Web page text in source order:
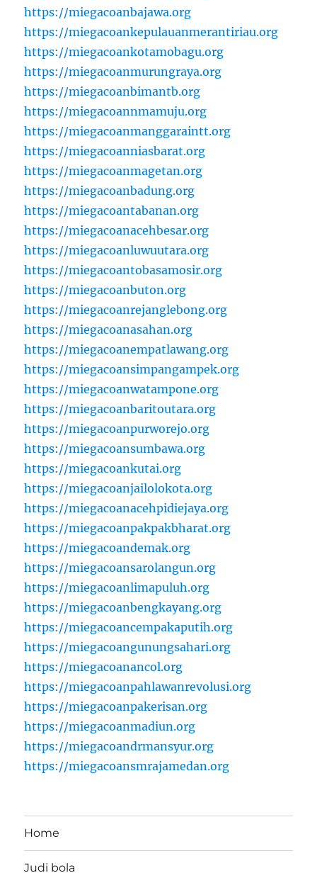
https://miegacoanbajawa.org
https://miegacoankepulauanmerantiriau.org
https://miegacoankotamobagu.org
https://miegacoanmurungraya.org
https://miegacoanbimantb.org
https://miegacoannmamuju.org
https://miegacoanmanggaraintt.org
https://miegacoanniasbarat.org
https://miegacoanmagetan.org
https://miegacoanbadung.org
https://miegacoantabanan.org
https://miegacoanacehbesar.org
https://miegacoanluwuutara.org
https://miegacoantobasamosir.org
https://miegacoanbuton.org
https://miegacoanrejanglebong.org
https://miegacoanasahan.org
https://miegacoanempatlawang.org
https://miegacoansimpangampek.org
https://miegacoanwatampone.org
https://miegacoanbaritoutara.org
https://miegacoanpurworejo.org
https://miegacoansumbawa.org
https://miegacoankutai.org
https://miegacoanjailolokota.org
https://miegacoanacehpidiejaya.org
https://miegacoanpakpakbharat.org
https://miegacoandemak.org
https://miegacoansarolangun.org
https://miegacoanlimapuluh.org
https://miegacoanbengkayang.org
https://miegacoancempakaputih.org
https://miegacoangunungsahari.org
https://miegacoanancol.org
https://miegacoanpahlawanrevolusi.org
https://miegacoanpakerisan.org
https://miegacoanmadiun.org
https://miegacoandrmansyur.org
https://miegacoansmrajamedan.org
Home
Judi bola